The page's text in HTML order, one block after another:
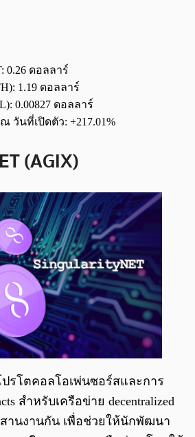
0.26 ดอลลาร์
1.19 ดอลลาร์
0.00827 ดอลลาร์
วันที่เปิดตัว: +217.01%
(AGIX)
ปรโตคอลโอเพ่นซอร์สและการ
สำหรับเครือข่าย decentralized
านงานกัน เพื่อช่วยให้นักพัฒนา